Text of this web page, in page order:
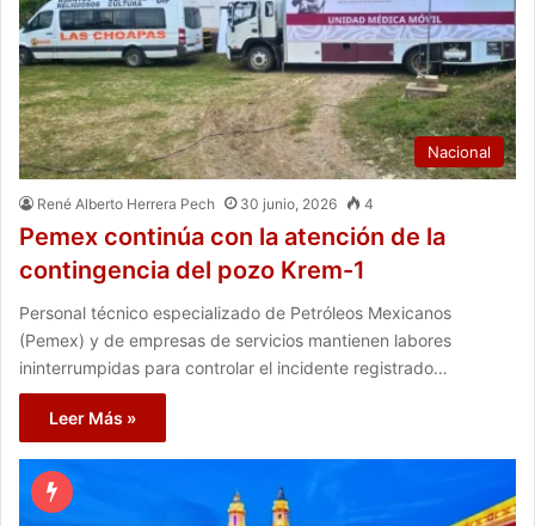
Nacional
René Alberto Herrera Pech 30 junio, 2026 4
Pemex continúa con la atención de la
contingencia del pozo Krem-1
Personal técnico especializado de Petróleos Mexicanos
(Pemex) y de empresas de servicios mantienen labores
ininterrumpidas para controlar el incidente registrado…
Leer Más »